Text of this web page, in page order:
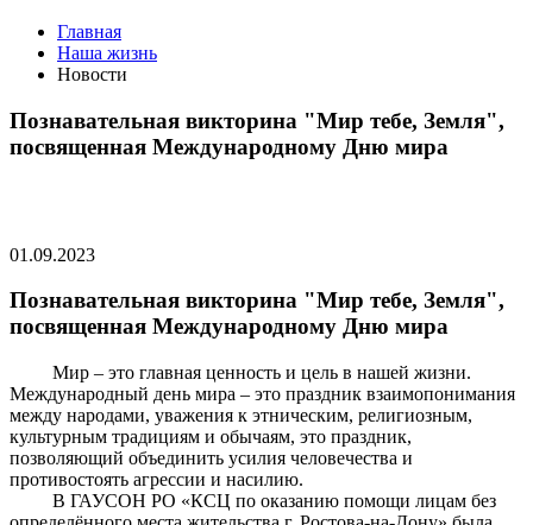
Главная
Наша жизнь
Новости
Познавательная викторина "Мир тебе, Земля",
посвященная Международному Дню мира
01.09.2023
Познавательная викторина "Мир тебе, Земля",
посвященная Международному Дню мира
Мир – это главная ценность и цель в нашей жизни.
Международный день мира – это праздник взаимопонимания
между народами, уважения к этническим, религиозным,
культурным традициям и обычаям, это праздник,
позволяющий объединить усилия человечества и
противостоять агрессии и насилию.
В ГАУСОН РО «КСЦ по оказанию помощи лицам без